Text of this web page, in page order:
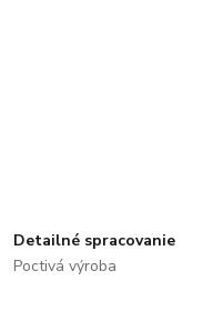
Detailné spracovanie
Poctivá výroba